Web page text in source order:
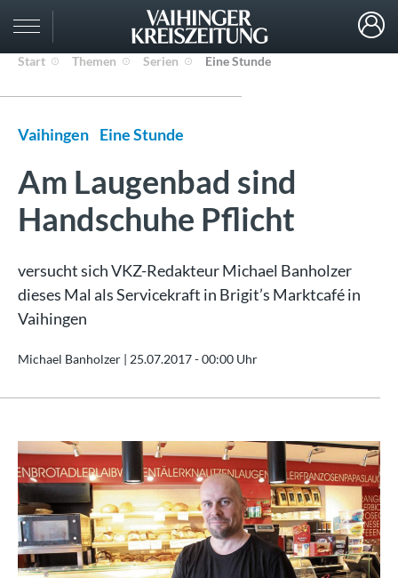
Start Themen Serien Eine Stunde
Vaihingen Eine Stunde
Am Laugenbad sind
Handschuhe Pflicht
versucht sich VKZ-Redakteur Michael Banholzer
dieses Mal als Servicekraft in Brigit’s Marktcafé in
Vaihingen
Michael Banholzer | 25.07.2017 - 00:00 Uhr